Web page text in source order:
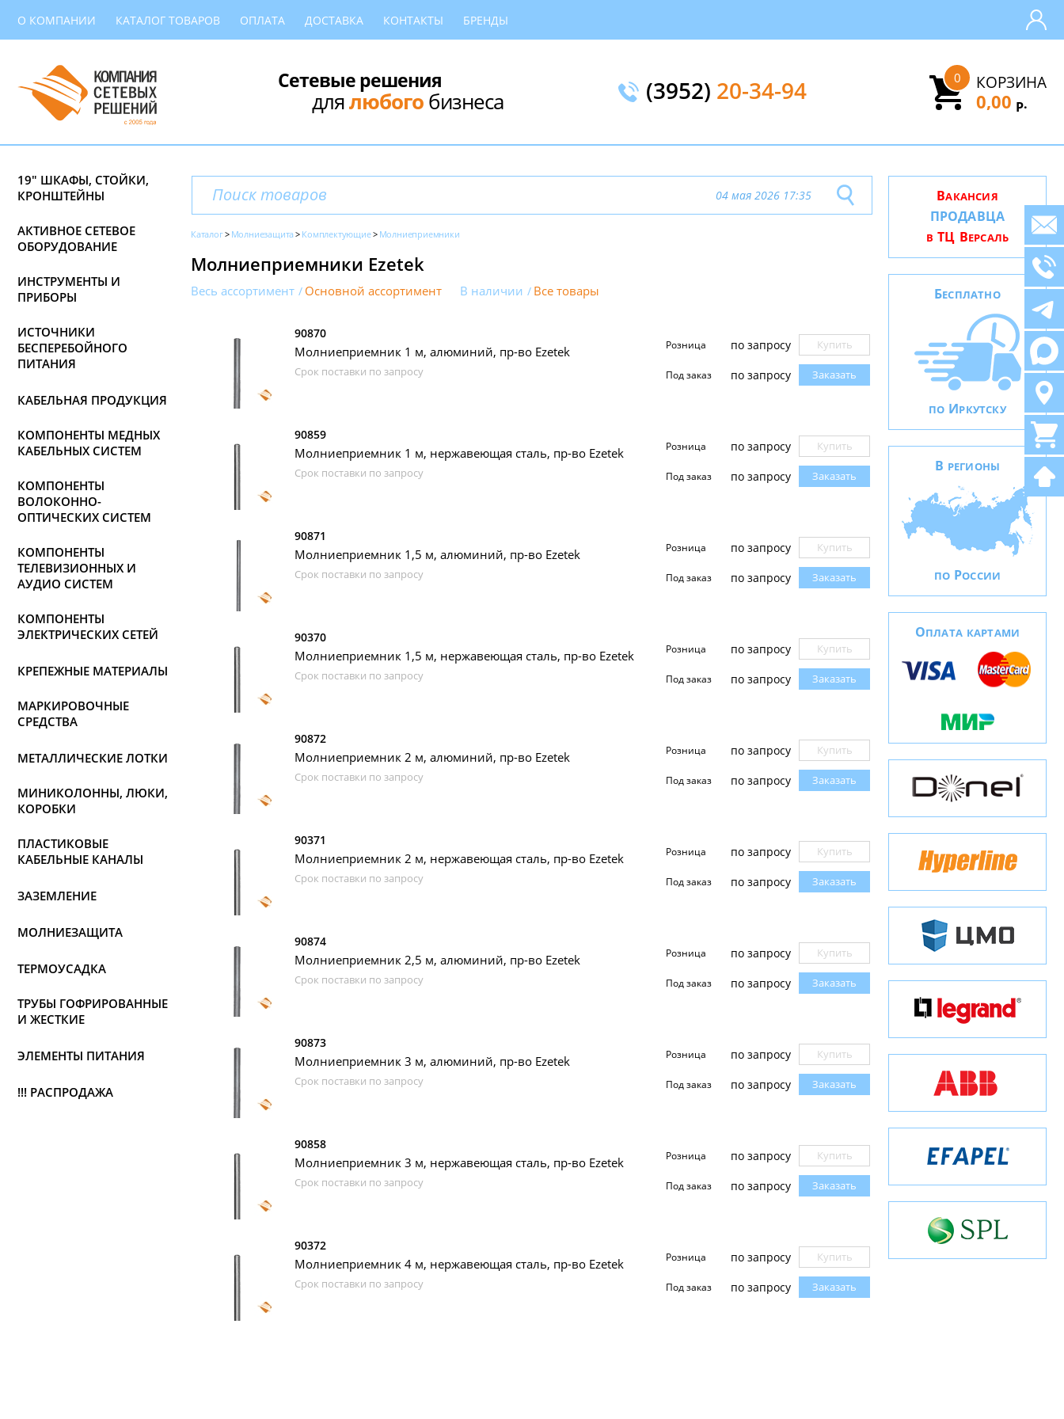
О КОМПАНИИ КАТАЛОГ ТОВАРОВ ОПЛАТА ДОСТАВКА КОНТАКТЫ БРЕНДЫ
Сетевые решения
длялюбогобизнеса (3952) 20-34-94 КОРЗИНА
0
0,00 Р.
19" ШКАФЫ, СТОЙКИ,
КРОНШТЕЙНЫ
АКТИВНОЕ СЕТЕВОЕ
ОБОРУДОВАНИЕ
ИНСТРУМЕНТЫ И
ПРИБОРЫ
ИСТОЧНИКИ
БЕСПЕРЕБОЙНОГО
ПИТАНИЯ
КАБЕЛЬНАЯ ПРОДУКЦИЯ
КОМПОНЕНТЫ МЕДНЫХ
КАБЕЛЬНЫХ СИСТЕМ
КОМПОНЕНТЫ
ВОЛОКОННО-
ОПТИЧЕСКИХ СИСТЕМ
КОМПОНЕНТЫ
ТЕЛЕВИЗИОННЫХ И
АУДИО СИСТЕМ
КОМПОНЕНТЫ
ЭЛЕКТРИЧЕСКИХ СЕТЕЙ
КРЕПЕЖНЫЕ МАТЕРИАЛЫ
МАРКИРОВОЧНЫЕ
СРЕДСТВА
МЕТАЛЛИЧЕСКИЕ ЛОТКИ
МИНИКОЛОННЫ, ЛЮКИ,
КОРОБКИ
ПЛАСТИКОВЫЕ
КАБЕЛЬНЫЕ КАНАЛЫ
ЗАЗЕМЛЕНИЕ
МОЛНИЕЗАЩИТА
ТЕРМОУСАДКА
ТРУБЫ ГОФРИРОВАННЫЕ
И ЖЕСТКИЕ
ЭЛЕМЕНТЫ ПИТАНИЯ
!!! РАСПРОДАЖА
04 мая 2026 17:35
Каталог Молниезащита Комплектующие Молниеприемники
Молниеприемники Ezetek
Весь ассортимент Основной ассортимент В наличии Все товары
90870
Молниеприемник 1 м, алюминий, пр-во Ezetek
Срок поставки по запросу
Розница по запросу Купить
Под заказ по запросу Заказать
90859
Молниеприемник 1 м, нержавеющая сталь, пр-во Ezetek
Срок поставки по запросу
Розница по запросу Купить
Под заказ по запросу Заказать
90871
Молниеприемник 1,5 м, алюминий, пр-во Ezetek
Срок поставки по запросу
Розница по запросу Купить
Под заказ по запросу Заказать
90370
Молниеприемник 1,5 м, нержавеющая сталь, пр-во Ezetek
Срок поставки по запросу
Розница по запросу Купить
Под заказ по запросу Заказать
90872
Молниеприемник 2 м, алюминий, пр-во Ezetek
Срок поставки по запросу
Розница по запросу Купить
Под заказ по запросу Заказать
90371
Молниеприемник 2 м, нержавеющая сталь, пр-во Ezetek
Срок поставки по запросу
Розница по запросу Купить
Под заказ по запросу Заказать
90874
Молниеприемник 2,5 м, алюминий, пр-во Ezetek
Срок поставки по запросу
Розница по запросу Купить
Под заказ по запросу Заказать
90873
Молниеприемник 3 м, алюминий, пр-во Ezetek
Срок поставки по запросу
Розница по запросу Купить
Под заказ по запросу Заказать
90858
Молниеприемник 3 м, нержавеющая сталь, пр-во Ezetek
Срок поставки по запросу
Розница по запросу Купить
Под заказ по запросу Заказать
90372
Молниеприемник 4 м, нержавеющая сталь, пр-во Ezetek
Срок поставки по запросу
Розница по запросу Купить
Под заказ по запросу Заказать
ВАКАНСИЯ
ПРОДАВЦА
В ТЦ ВЕРСАЛЬ
БЕСПЛАТНО
ПО ИРКУТСКУ
В РЕГИОНЫ
ПО РОССИИ
ОПЛАТА КАРТАМИ